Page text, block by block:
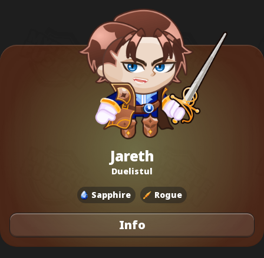
Jareth
Duelistul
Sapphire Rogue
Info